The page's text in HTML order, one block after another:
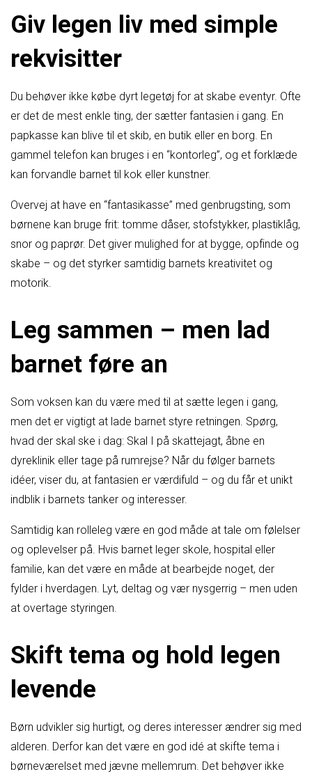
Giv legen liv med simple
rekvisitter
Du behøver ikke købe dyrt legetøj for at skabe eventyr. Ofte
er det de mest enkle ting, der sætter fantasien i gang. En
papkasse kan blive til et skib, en butik eller en borg. En
gammel telefon kan bruges i en “kontorleg”, og et forklæde
kan forvandle barnet til kok eller kunstner.
Overvej at have en “fantasikasse” med genbrugsting, som
børnene kan bruge frit: tomme dåser, stofstykker, plastiklåg,
snor og paprør. Det giver mulighed for at bygge, opfinde og
skabe – og det styrker samtidig barnets kreativitet og
motorik.
Leg sammen – men lad
barnet føre an
Som voksen kan du være med til at sætte legen i gang,
men det er vigtigt at lade barnet styre retningen. Spørg,
hvad der skal ske i dag: Skal I på skattejagt, åbne en
dyreklinik eller tage på rumrejse? Når du følger barnets
idéer, viser du, at fantasien er værdifuld – og du får et unikt
indblik i barnets tanker og interesser.
Samtidig kan rolleleg være en god måde at tale om følelser
og oplevelser på. Hvis barnet leger skole, hospital eller
familie, kan det være en måde at bearbejde noget, der
fylder i hverdagen. Lyt, deltag og vær nysgerrig – men uden
at overtage styringen.
Skift tema og hold legen
levende
Børn udvikler sig hurtigt, og deres interesser ændrer sig med
alderen. Derfor kan det være en god idé at skifte tema i
børneværelset med jævne mellemrum. Det behøver ikke